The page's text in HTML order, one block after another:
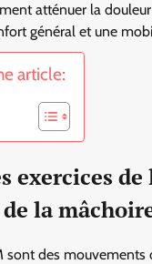
atténuer la
général et une
article:
exercices de
la
sont des